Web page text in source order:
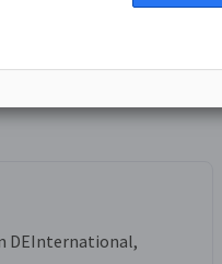
DEInternational,